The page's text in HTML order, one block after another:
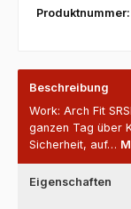
Produktnummer:
Beschreibung
Work: Arch Fit
ganzen Tag über
Sicherheit, auf…
Eigenschaften